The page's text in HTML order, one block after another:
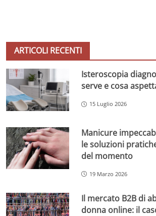
ARTICOLI RECENTI
Isteroscopia
serve e cosa
15 Luglio 2026
Manicure
le soluzioni
del momento
19 Marzo 2026
Il mercato B2B di
donna online: il